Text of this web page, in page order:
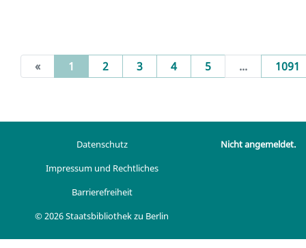
« 1 (current)
2 3 4 5 ... 1091
Datenschutz
Impressum und Rechtliches
Barrierefreiheit
© 2026 Staatsbibliothek zu Berlin
Nicht angemeldet.